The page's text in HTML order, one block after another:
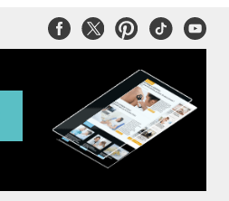
FacebookTwitterPinterest
TiktokYoutube